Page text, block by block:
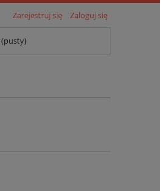
Zarejestruj się Zaloguj się
(pusty)